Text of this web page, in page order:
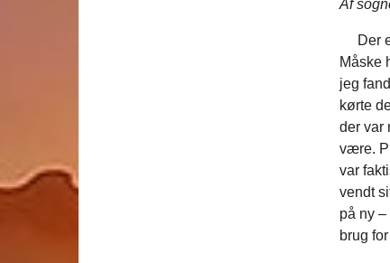
Af
Der
Måske
jeg
kørte
der var
være.
var
vendt
på ny
brug